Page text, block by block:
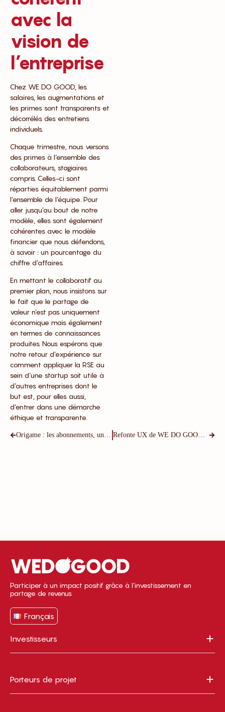
avec la
vision de
l’entreprise
Chez WE DO GOOD, les
salaires, les augmentations et
les primes sont transparents et
décorrélés des entretiens
individuels.
Chaque trimestre, nous versons
des primes à l’ensemble des
collaborateurs, stagiaires
compris. Celles-ci sont
réparties équitablement parmi
l’ensemble de l’équipe. Pour
aller jusqu’au bout de notre
modèle, elles sont également
cohérentes avec le modèle
financier que nous défendons,
à savoir : un pourcentage du
chiffre d’affaires.
En mettant le collaboratif au
premier plan, nous insistons sur
le fait que le partage de
valeur n’est pas uniquement
économique mais également
en termes de connaissances
produites. Nous espérons que
notre retour d’expérience sur
comment appliquer la RSE au
sein d’une startup soit utile à
d’autres entreprises dont le
but est, pour elles aussi,
d’entrer dans une démarche
éthique et transparente.
Participer à un impact positif grâce à l’investissement en
partage de revenus
Français
Investisseurs
Porteurs de projet